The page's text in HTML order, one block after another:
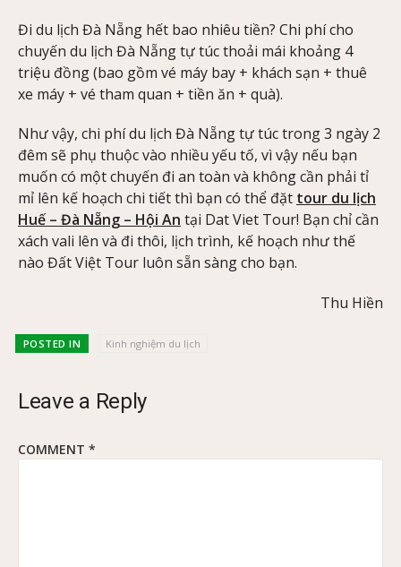
Đi du lịch Đà Nẵng hết bao nhiêu tiền? Chi phí cho
chuyến du lịch Đà Nẵng tự túc thoải mái khoảng 4
triệu đồng (bao gồm vé máy bay + khách sạn + thuê
xe máy + vé tham quan + tiền ăn + quà).
Như vậy, chi phí du lịch Đà Nẵng tự túc trong 3 ngày 2
đêm sẽ phụ thuộc vào nhiều yếu tố, vì vậy nếu bạn
muốn có một chuyến đi an toàn và không cần phải tỉ
mỉ lên kế hoạch chi tiết thì bạn có thể đặt tour du lịch
Huế – Đà Nẵng – Hội An tại Dat Viet Tour! Bạn chỉ cần
xách vali lên và đi thôi, lịch trình, kế hoạch như thế
nào Đất Việt Tour luôn sẵn sàng cho bạn.
Thu Hiền
POSTED IN Kinh nghiệm du lịch
Leave a Reply
COMMENT *